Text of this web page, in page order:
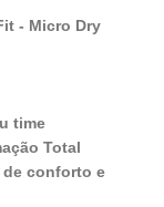
- Micro Dry
time
Total
de conforto e